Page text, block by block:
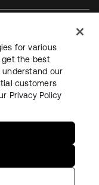
du site
for various
get the best
our
customers
Privacy Policy